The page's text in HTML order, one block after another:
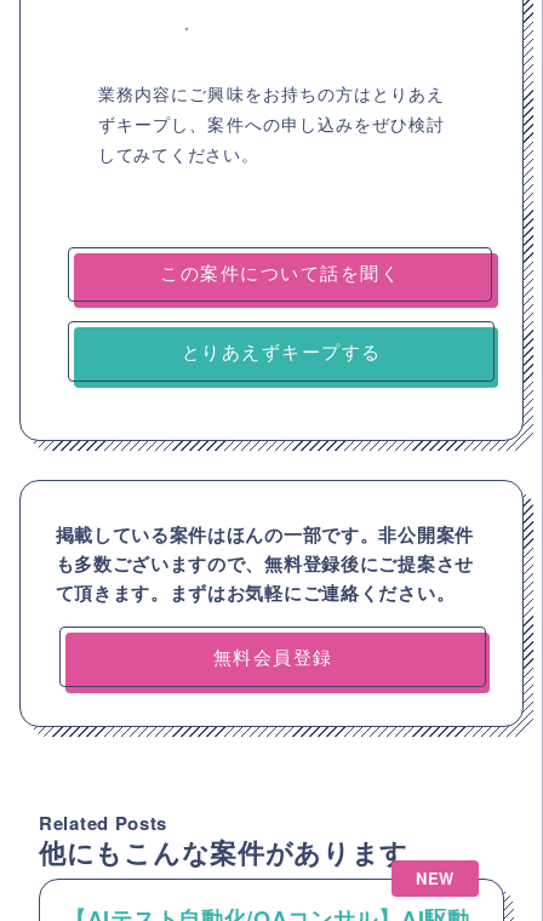
業務内容にご興味をお持ちの方はとりあえ
ずキープし、案件への申し込みをぜひ検討
してみてください。
とりあえずキープする
掲載している案件はほんの一部です。非公開案件
も多数ございますので、無料登録後にご提案させ
て頂きます。まずはお気軽にご連絡ください。
無料会員登録
Related Posts
他にもこんな案件があります
NEW